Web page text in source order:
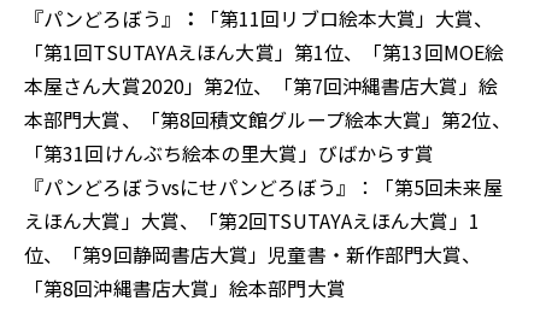
『パンどろぼう』
：
「第11回リブロ絵本大賞」大賞、
「第1回TSUTAYAえほん大賞」第1位、「第13回MOE絵
本屋さん大賞2020」第2位、「第7回沖縄書店大賞」絵
本部門大賞、「第8回積文館グループ絵本大賞」第2位、
「第31回けんぶち絵本の里大賞」びばからす賞
『パンどろぼうvsにせパンどろぼう』：「第5回未来屋
えほん大賞」大賞、「第2回TSUTAYAえほん大賞」1
位、「第9回静岡書店大賞」児童書・新作部門大賞、
「第8回沖縄書店大賞」絵本部門大賞